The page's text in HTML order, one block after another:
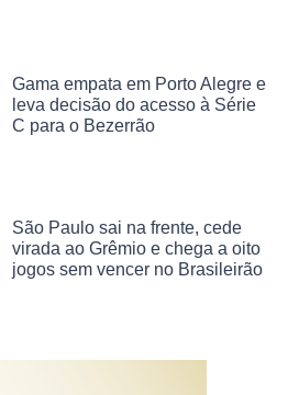
Gama empata em Porto Alegre e
leva decisão do acesso à Série
C para o Bezerrão
São Paulo sai na frente, cede
virada ao Grêmio e chega a oito
jogos sem vencer no Brasileirão